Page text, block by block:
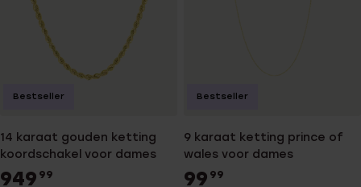
14 karaat gouden ketting
koordschakel voor dames
949 99
Bestseller
9 karaat ketting prince of
wales voor dames
99 99
Bestseller